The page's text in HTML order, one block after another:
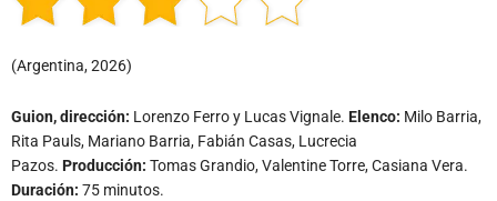
(Argentina, 2026)
Guion, dirección: Lorenzo Ferro y Lucas Vignale. Elenco: Milo Barria,
Rita Pauls, Mariano Barria, Fabián Casas, Lucrecia
Pazos. Producción: Tomas Grandio, Valentine Torre, Casiana Vera.
Duración: 75 minutos.